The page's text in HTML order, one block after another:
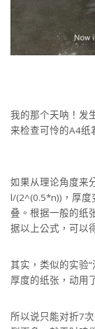
我的那个天呐！发
来检查可怜的A4纸
如果从理论角度来
l/(2^(0.5*n))，厚
叠。根据一般的纸
据以上公式，可以
其实，类似的实验
厚度的纸张，动用
所以说只能对折7